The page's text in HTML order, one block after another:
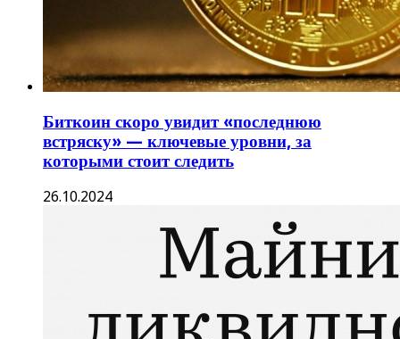
Биткоин скоро увидит «последнюю
встряску» — ключевые уровни, за
которыми стоит следить
26.10.2024